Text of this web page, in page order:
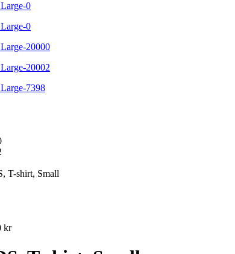
T-shirt, Small
kr